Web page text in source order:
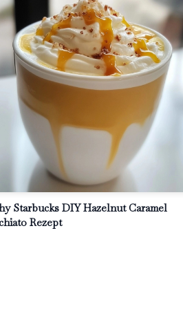
Starbucks DIY Hazelnut Caramel
Rezept